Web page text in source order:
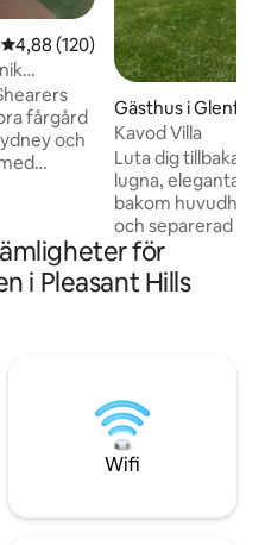
4,88 av 5 i genomsnittligt
4,88 (120)
fårgård
och
alla
och
BRÖD,
finns
Gästhus i
Kavod Villa
Luta dig tillbaka
lugna, eleganta
bakom
och separerad
avskildhet och
via vänster sidoport. Beläget i
Park, en bekväm
och take away
Rules Club, med
minuters bilresa
för
i Pleasant Hills
Wifi